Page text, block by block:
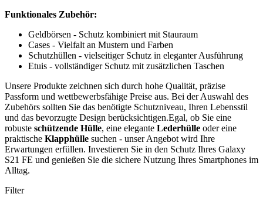
Funktionales Zubehör:
Geldbörsen - Schutz kombiniert mit Stauraum
Cases - Vielfalt an Mustern und Farben
Schutzhüllen - vielseitiger Schutz in eleganter Ausführung
Etuis - vollständiger Schutz mit zusätzlichen Taschen
Unsere Produkte zeichnen sich durch hohe Qualität, präzise
Passform und wettbewerbsfähige Preise aus. Bei der Auswahl des
Zubehörs sollten Sie das benötigte Schutzniveau, Ihren Lebensstil
und das bevorzugte Design berücksichtigen.Egal, ob Sie eine
robuste schützende Hülle, eine elegante Lederhülle oder eine
praktische Klapphülle suchen - unser Angebot wird Ihre
Erwartungen erfüllen. Investieren Sie in den Schutz Ihres Galaxy
S21 FE und genießen Sie die sichere Nutzung Ihres Smartphones im
Alltag.
Filter